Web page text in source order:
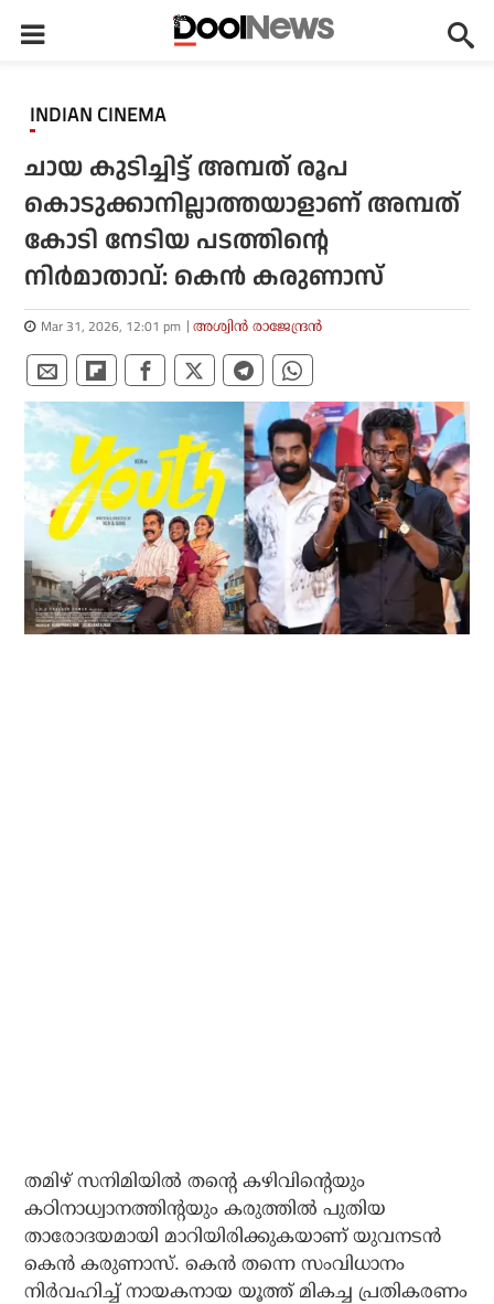
INDIAN CINEMA
ചായ കുടിച്ചിട്ട് അമ്പത് രൂപ
കൊടുക്കാനില്ലാത്തയാളാണ് അമ്പത്
കോടി നേടിയ പടത്തിന്റെ
നിര്‍മാതാവ്: കെന്‍ കരുണാസ്
Mar 31, 2026, 12:01 pm അശ്വിന്‍ രാജേന്ദ്രന്‍
തമിഴ് സനിമിയില്‍ തന്റെ കഴിവിന്റെയും
കഠിനാധ്വാനത്തിന്റയും കരുത്തില്‍ പുതിയ
താരോദയമായി മാറിയിരിക്കുകയാണ് യുവനടന്‍
കെന്‍ കരുണാസ്. കെന്‍ തന്നെ സംവിധാനം
നിര്‍വഹിച്ച് നായകനായ യൂത്ത് മികച്ച പ്രതികരണം